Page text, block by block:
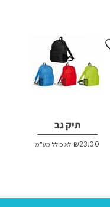
תיק גב
₪23.00 לא כולל מע"מ